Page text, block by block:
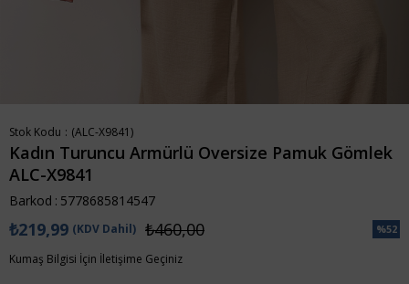
Stok Kodu (ALC-X9841)
Kadın Turuncu Armürlü Oversize Pamuk Gömlek
ALC-X9841
Barkod : 5778685814547
%52
₺460,00
₺219,99 (KDV Dahil)
Kumaş Bilgisi İçin İletişime Geçiniz